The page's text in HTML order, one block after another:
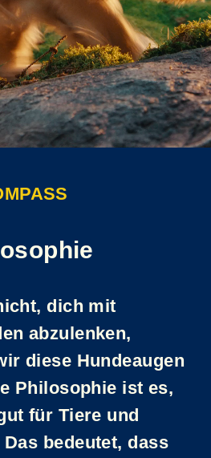
Video
dich mit
abzulenken,
diese Hundeaugen
Philosophie ist es,
für Tiere und
bedeutet, dass